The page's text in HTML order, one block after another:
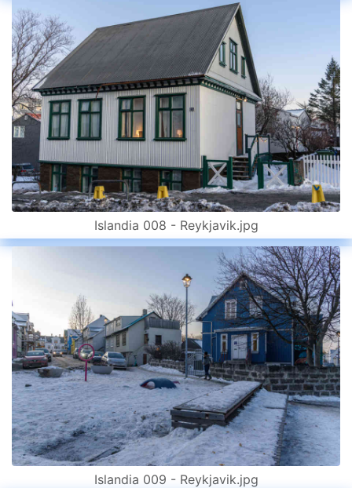
Islandia 008 - Reykjavik.jpg
Islandia 009 - Reykjavik.jpg